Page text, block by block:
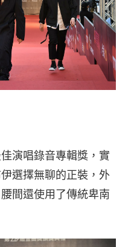
演唱錄音專輯獎，實
選擇無聊的正裝，外
間還使用了傳統卑南